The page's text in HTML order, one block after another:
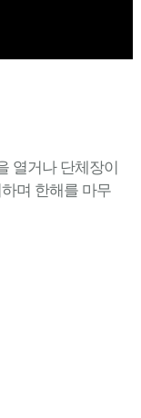
열거나 단체장이
며 한해를 마무